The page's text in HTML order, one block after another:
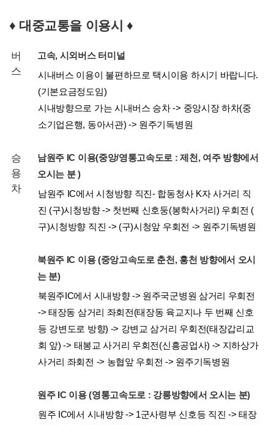
♦ 대중교통을 이용시 ♦
버
스
고속, 시외버스 터미널
시내버스 이용이 불편하므로 택시이용 하시기 바랍니다.
(기본요금정도임)
시내방향으로 가는 시내버스 승차 -> 중앙시장 하차(중
소기업은행, 동아서관) -> 원주기독병원
승
용
차
남원주 IC 이용(중앙/영통고속도로 : 제천, 여주 방향에서
오시는 분 )
남원주 IC에서 시청방향 직진- 합동청사 K자 사거리 직
진 (구)시청방향 -> 첫번째 신호둥(봉학사거리) 우회전 (
구)시청방향 직진 -> (구)시청앞 우회전 -> 원주기독병원
북원주 IC 이용 (중앙고속도로 춘천, 홍천 방향에서 오시
는 분)
북원주IC에서 시내방향 -> 원주국군병원 삼거리 우회전
-> 태장동 삼거리 좌회전(태장동 육교지나 두 번째 신호
등 강변도로 방향) -> 강변교 삼거리 우회전(태장갑리교
회 앞) -> 태봉교 사거리 우회전(신흥공업사) -> 지하상가
사거리 좌회전 -> 농협앞 우회전 -> 원주기독병원
원주 IC 이용 (영통고속도로 : 강릉방향에서 오시는 분)
원주 IC에서 시내방향 -> 1군사령부 신호등 직진 -> 태장